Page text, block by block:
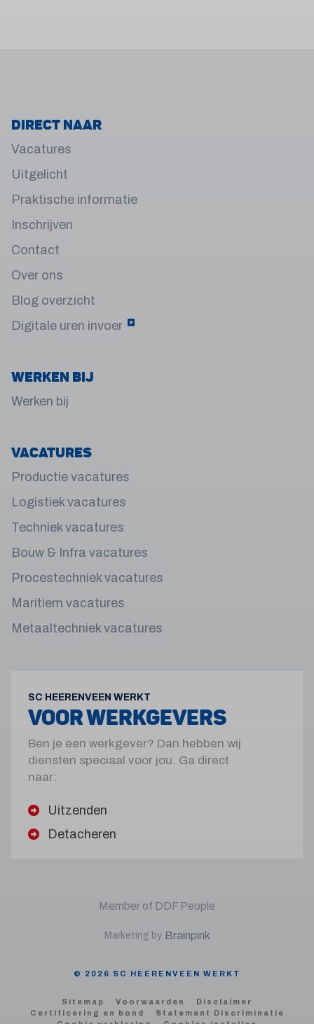
Direct naar
Vacatures
Uitgelicht
Praktische informatie
Inschrijven
Contact
Over ons
Blog overzicht
Digitale uren invoer
Werken bij
Werken bij
Vacatures
Productie vacatures
Logistiek vacatures
Techniek vacatures
Bouw & Infra vacatures
Procestechniek vacatures
Maritiem vacatures
Metaaltechniek vacatures
SC HEERENVEEN WERKT
VOOR WERKGEVERS
Ben je een werkgever? Dan hebben wij
diensten speciaal voor jou. Ga direct
naar:
Uitzenden
Detacheren
Member of DDF People
Marketing by Brainpink
© 2026 SC HEERENVEEN WERKT
Sitemap Voorwaarden
Disclaimer
Certificering en bond
Statement Discriminatie